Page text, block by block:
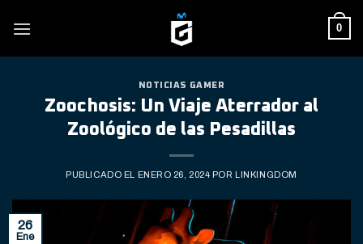
0
NOTICIAS GAMER
Zoochosis: Un Viaje Aterrador al
Zoológico de las Pesadillas
PUBLICADO EL ENERO 26, 2024 POR LINKINGDOM
26
Ene